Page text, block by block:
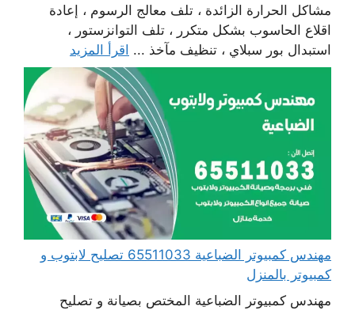
مشاكل الحرارة الزائدة ، تلف معالج الرسوم ، إعادة
اقلاع الحاسوب بشكل متكرر ، تلف التوانزستور ،
استبدال بور سبلاي ، تنظيف مآخذ ... اقرأ المزيد
مهندس كمبيوتر الضباعية 65511033 تصليح لابتوب و
كمبيوتر بالمنزل
مهندس كمبيوتر الضباعية المختص بصيانة و تصليح